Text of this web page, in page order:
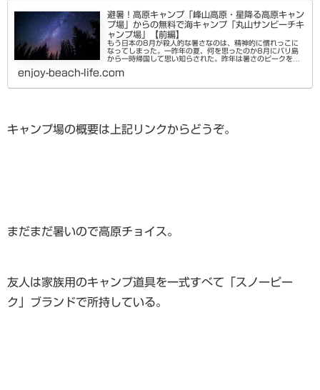
避暑！高原キャンプ「峰山高原・星降る高原キャン
プ場」からの無料で海キャンプ「丸山サンビーチキ
ャンプ場」【前編】
もう日本の8月が殺人的な暑さなのは、精神的に慣れっこに
なってしまった。一昨年の夏、何を思ったのか8月にバリ島
から一時帰国して思い知らされた。昨年は暑さのピークをパ
どうか？梅雨が長引いたお...
enjoy-beach-life.com
キャンプ場の概要は上記リンクからどうぞ。
まだまだ暑いので高原チョイス。
友人は家族用のキャンプ道具を一式すべて「スノーピー
ク」ブランドで所持している。